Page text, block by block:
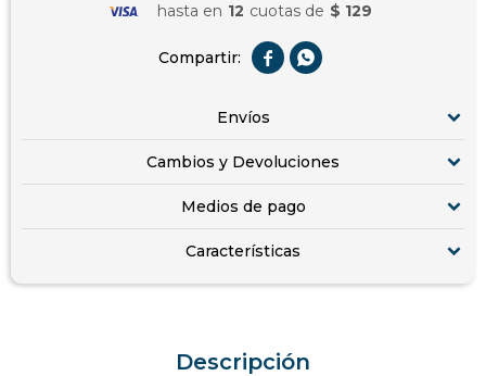
hasta en 12 cuotas de $ 129
 
Envíos
Cambios y Devoluciones
Medios de pago
Características
Descripción